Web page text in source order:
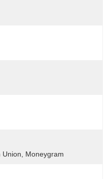
Union, Moneygram